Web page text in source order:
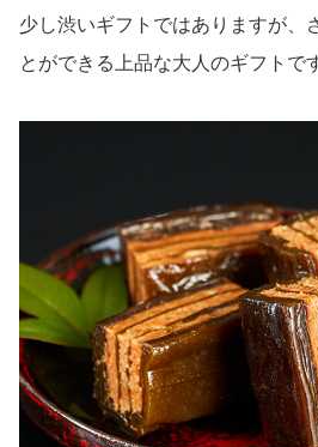
少し渋いギフトではありますが、
とができる上品な大人のギフトで